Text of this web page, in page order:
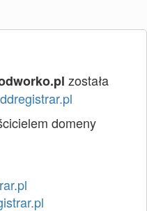
została
ddregistrar.pl
domeny